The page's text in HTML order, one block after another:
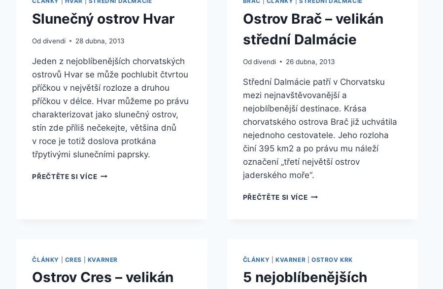
Slunečný ostrov Hvar
Od divendi 28 dubna, 2013
Jeden z nejoblíbenějších chorvatských
ostrovů Hvar se může pochlubit čtvrtou
příčkou v největší rozloze a druhou
příčkou v délce. Hvar můžeme po právu
charakterizovat jako slunečný ostrov,
stín zde příliš nečekejte, většina dnů
v roce je totiž doslova protkána
třpytivými slunečními paprsky.
PŘEČTĚTE SI VÍCESLUNEČNÝ
Ostrov Brač – velikán
střední Dalmácie
Od divendi 26 dubna, 2013
Střední Dalmácie patří v Chorvatsku
mezi nejnavštěvovanější a
nejoblíbenější destinace. Krása
chorvatského ostrova Brač již uchvátila
nejednoho cestovatele. Jeho rozloha
činí 395 km2 a po právu mu náleží
označení „třetí největší ostrov
jaderského moře“.
PŘEČTĚTE SI VÍCEOSTROV
ČLÁNKY CRES KVARNER
Ostrov Cres – velikán
ČLÁNKY |KVARNER OSTROV KRK
5 nejoblíbenějších